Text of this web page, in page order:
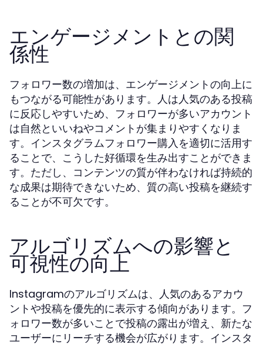
エンゲージメントとの関
係性
フォロワー数の増加は、エンゲージメントの向上に
もつながる可能性があります。人は人気のある投稿
に反応しやすいため、フォロワーが多いアカウント
は自然といいねやコメントが集まりやすくなりま
す。インスタグラムフォロワー購入を適切に活用す
ることで、こうした好循環を生み出すことができま
す。ただし、コンテンツの質が伴わなければ持続的
な成果は期待できないため、質の高い投稿を継続す
ることが不可欠です。
アルゴリズムへの影響と
可視性の向上
Instagramのアルゴリズムは、人気のあるアカウ
ントや投稿を優先的に表示する傾向があります。フ
ォロワー数が多いことで投稿の露出が増え、新たな
ユーザーにリーチする機会が広がります。インスタ